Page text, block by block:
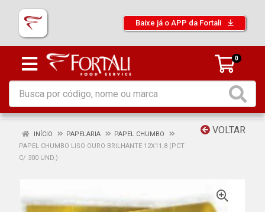
Baixe já o APP da Fortali
0
VOLTAR
INÍCIO PAPELARIA
PAPEL CHUMBO
PAPEL CHUMBO LISO OURO BRILHANTE 12X11,8 (PCT
C/ 300 UND.)